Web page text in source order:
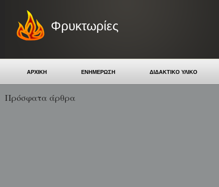
Φρυκτωρίες
ΑΡΧΙΚΗ ΕΝΗΜΕΡΩΣΗ ΔΙΔΑΚΤΙΚΟ ΥΛΙΚΟ
Πρόσφατα άρθρα